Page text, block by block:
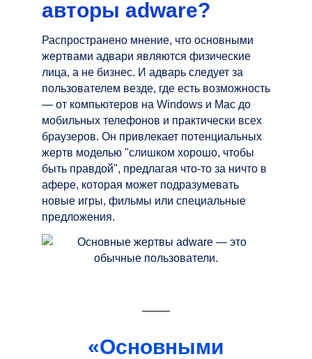
авторы adware?
Распространено мнение, что основными
жертвами адвари являются физические
лица, а не бизнес. И адварь следует за
пользователем везде, где есть возможность
— от компьютеров на Windows и Mac до
мобильных телефонов и практически всех
браузеров. Он привлекает потенциальных
жертв моделью "слишком хорошо, чтобы
быть правдой", предлагая что-то за ничто в
афере, которая может подразумевать
новые игры, фильмы или специальные
предложения.
«Основными